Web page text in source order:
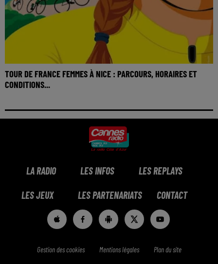
TOUR DE FRANCE FEMMES À NICE : PARCOURS, HORAIRES ET
CONDITIONS...
LA RADIO LES INFOS LES REPLAYS
LES JEUX LES PARTENARIATS CONTACT
Gestion des cookies Mentions légales Plan du site